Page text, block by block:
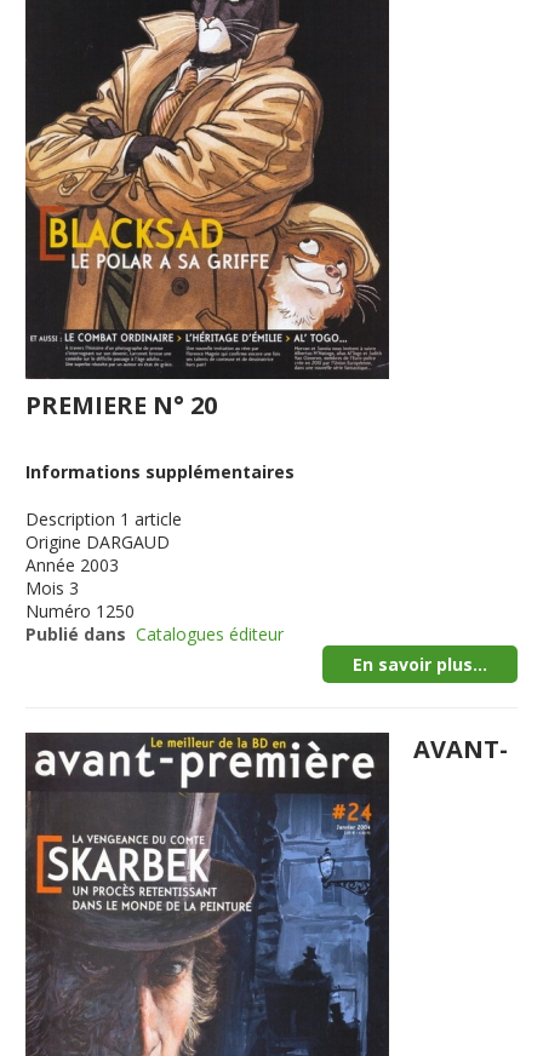
PREMIERE N° 20
Informations supplémentaires
Description 1 article
Origine DARGAUD
Année 2003
Mois 3
Numéro 1250
Publié dans Catalogues éditeur
En savoir plus...
AVANT-